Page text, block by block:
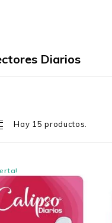
Diarios
Hay 15 productos.